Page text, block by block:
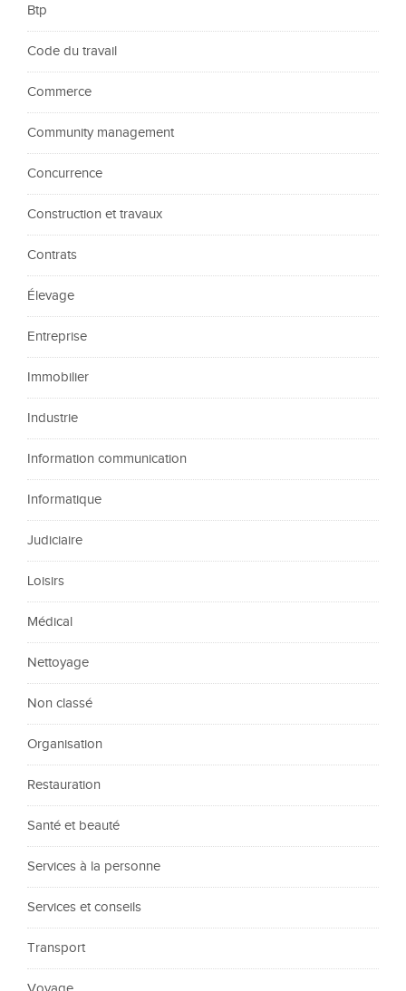
Btp
Code du travail
Commerce
Community management
Concurrence
Construction et travaux
Contrats
Élevage
Entreprise
Immobilier
Industrie
Information communication
Informatique
Judiciaire
Loisirs
Médical
Nettoyage
Non classé
Organisation
Restauration
Santé et beauté
Services à la personne
Services et conseils
Transport